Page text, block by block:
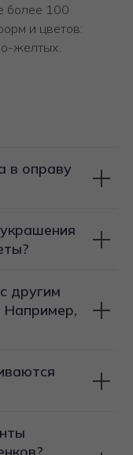
более 100
и цветов:
желтых.
в оправу
другим
Например,